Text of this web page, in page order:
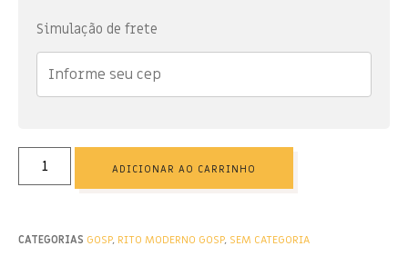
Simulação de frete
ADICIONAR AO CARRINHO
CATEGORIAS GOSP, RITO MODERNO GOSP, SEM CATEGORIA